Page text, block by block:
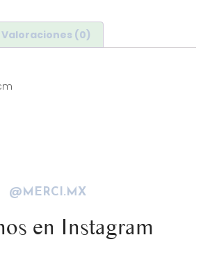
Valoraciones (0)
@MERCI.MX
en Instagram